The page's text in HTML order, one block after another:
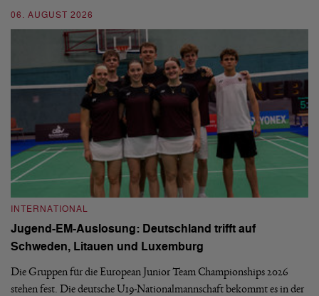
06. AUGUST 2026
INTERNATIONAL
Jugend-EM-Auslosung: Deutschland trifft auf
Schweden, Litauen und Luxemburg
Die Gruppen für die European Junior Team Championships 2026
stehen fest. Die deutsche U19-Nationalmannschaft bekommt es in der